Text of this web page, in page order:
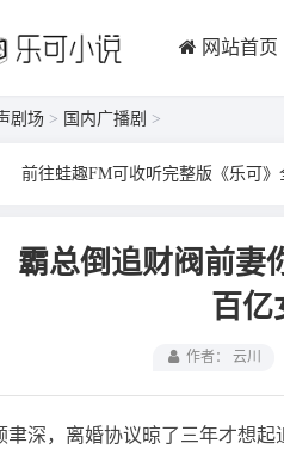
网站首页
剧场 > 国内广播剧 >
前往蛙趣FM可收听完整版《乐可
霸总倒追财阀前妻
百
作者： 云川
聿深，离婚协议晾了三年才想